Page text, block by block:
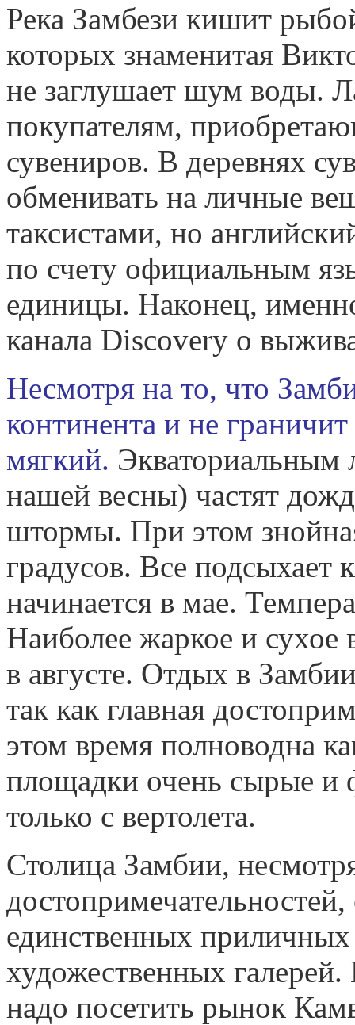
Река Замбези кишит
которых знаменитая
не заглушает шум воды.
покупателям,
сувениров. В деревнях
обменивать на личные
таксистами, но
по счету официальным
единицы. Наконец,
канала Discovery о
Несмотря на то, что
континента и не
мягкий. Экваториальным
нашей весны) частят
штормы. При этом
градусов. Все подсыхает
начинается в мае.
Наиболее жаркое и сухое
в августе. Отдых в
так как главная
этом время полноводна
площадки очень сырые и
только с вертолета.
Столица Замбии,
единственных
художественных галерей.
надо посетить рынок